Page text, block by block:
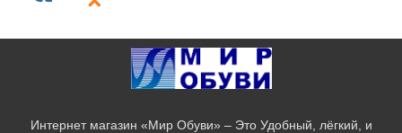
Интернет магазин «Мир Обуви» – Это Удобный, лёгкий, и